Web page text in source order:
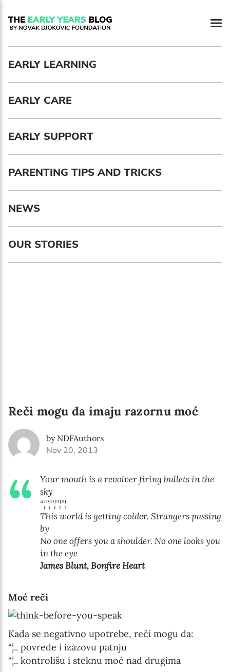
EARLY LEARNING
EARLY CARE
EARLY SUPPORT
PARENTING TIPS AND TRICKS
NEWS
OUR STORIES
Reči mogu da imaju razornu moć
by NDFAuthors
Nov 20, 2013
Your mouth is a revolver firing bullets in the
sky
“¦”¦”¦”¦”¦
This world is getting colder. Strangers passing
by
No one offers you a shoulder. No one looks you
in the eye
James Blunt, Bonfire Heart
Moć reči
Kada se negativno upotrebe, reči mogu da:
“¦.. povrede i izazovu patnju
“¦.. kontrolišu i steknu moć nad drugima
Newsletter preferences
Email address*
First name*
Enter your first name